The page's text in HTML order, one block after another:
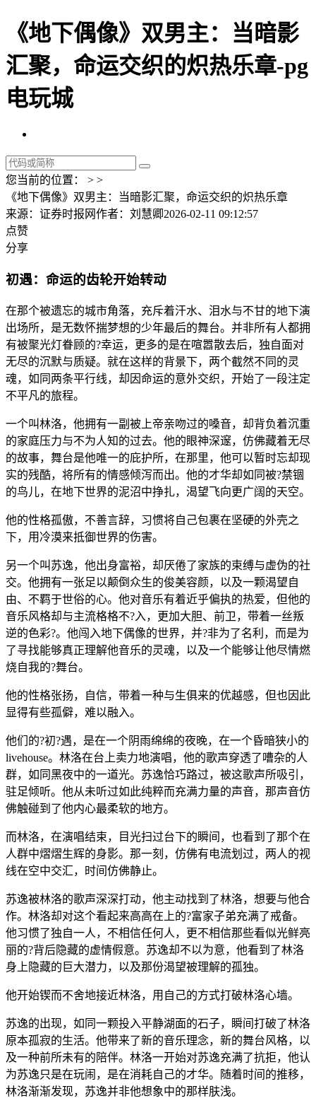
《地下偶像》双男主：当暗影
汇聚，命运交织的炽热乐章-pg
电玩城
您当前的位置： > >
《地下偶像》双男主：当暗影汇聚，命运交织的炽热乐章
来源：证券时报网作者：刘慧卿2026-02-11 09:12:57
点赞
分享
初遇：命运的齿轮开始转动
在那个被遗忘的城市角落，充斥着汗水、泪水与不甘的地下演
出场所，是无数怀揣梦想的少年最后的舞台。并非所有人都拥
有被聚光灯眷顾的?幸运，更多的是在喧嚣散去后，独自面对
无尽的沉默与质疑。就在这样的背景下，两个截然不同的灵
魂，如同两条平行线，却因命运的意外交织，开始了一段注定
不平凡的旅程。
一个叫林洛，他拥有一副被上帝亲吻过的嗓音，却背负着沉重
的家庭压力与不为人知的过去。他的眼神深邃，仿佛藏着无尽
的故事，舞台是他唯一的庇护所，在那里，他可以暂时忘却现
实的残酷，将所有的情感倾泻而出。他的才华却如同被?禁锢
的鸟儿，在地下世界的泥沼中挣扎，渴望飞向更广阔的天空。
他的性格孤傲，不善言辞，习惯将自己包裹在坚硬的外壳之
下，用冷漠来抵御世界的伤害。
另一个叫苏逸，他出身富裕，却厌倦了家族的束缚与虚伪的社
交。他拥有一张足以颠倒众生的俊美容颜，以及一颗渴望自
由、不羁于世俗的心。他对音乐有着近乎偏执的热爱，但他的
音乐风格却与主流格格不?入，更加大胆、前卫，带着一丝叛
逆的色彩?。他闯入地下偶像的世界，并?非为了名利，而是为
了寻找能够真正理解他音乐的灵魂，以及一个能够让他尽情燃
烧自我的?舞台。
他的性格张扬，自信，带着一种与生俱来的优越感，但也因此
显得有些孤僻，难以融入。
他们的?初?遇，是在一个阴雨绵绵的夜晚，在一个昏暗狭小的
livehouse。林洛在台上卖力地演唱，他的歌声穿透了嘈杂的人
群，如同黑夜中的一道光。苏逸恰巧路过，被这歌声所吸引，
驻足倾听。他从未听过如此纯粹而充满力量的声音，那声音仿
佛触碰到了他内心最柔软的地方。
而林洛，在演唱结束，目光扫过台下的瞬间，也看到了那个在
人群中熠熠生辉的身影。那一刻，仿佛有电流划过，两人的视
线在空中交汇，时间仿佛静止。
苏逸被林洛的歌声深深打动，他主动找到了林洛，想要与他合
作。林洛却对这个看起来高高在上的?富家子弟充满了戒备。
他习惯了独自一人，不相信任何人，更不相信那些看似光鲜亮
丽的?背后隐藏的虚情假意。苏逸却不以为意，他看到了林洛
身上隐藏的巨大潜力，以及那份渴望被理解的孤独。
他开始锲而不舍地接近林洛，用自己的方式打破林洛心墙。
苏逸的出现，如同一颗投入平静湖面的石子，瞬间打破了林洛
原本孤寂的生活。他带来了新的音乐理念，新的舞台风格，以
及一种前所未有的陪伴。林洛一开始对苏逸充满了抗拒，他认
为苏逸只是在玩闹，是在消耗自己的才华。随着时间的推移，
林洛渐渐发现，苏逸并非他想象中的那样肤浅。